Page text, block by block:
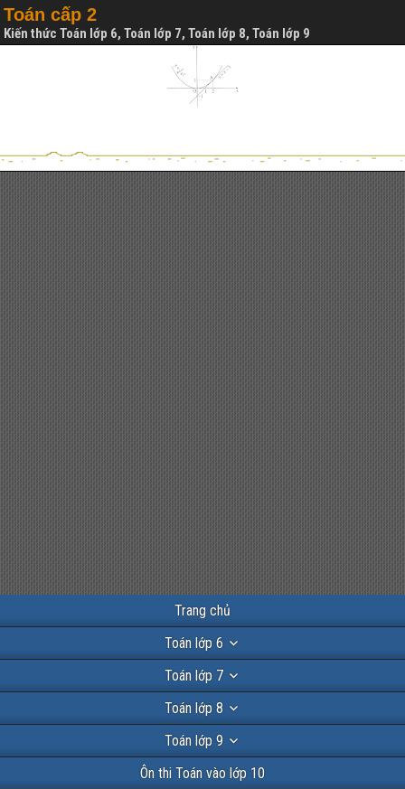
Toán cấp 2
Kiến thức Toán lớp 6, Toán lớp 7, Toán lớp 8, Toán lớp 9
Trang chủ
Toán lớp 6
Toán lớp 7
Toán lớp 8
Toán lớp 9
Ôn thi Toán vào lớp 10